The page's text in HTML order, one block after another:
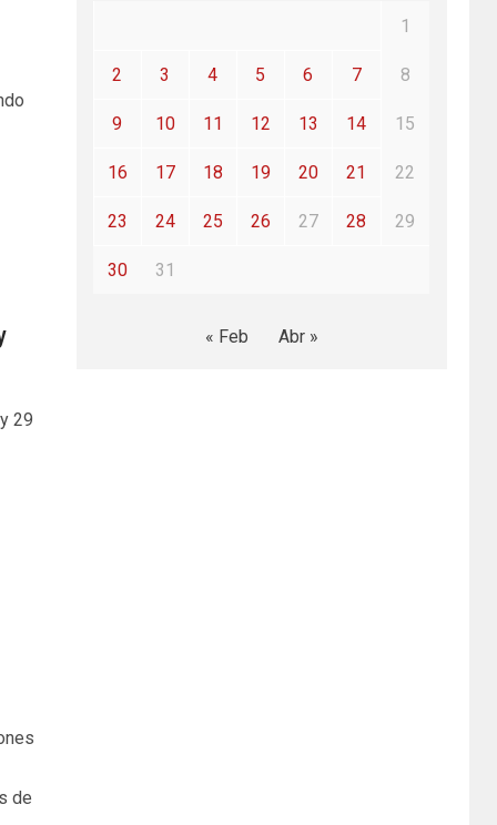
29
de
1
2 3 4 5 6 7 8
9 10 11 12 13 14 15
16 17 18 19 20 21 22
23 24 25 26 27 28 29
30 31
« Feb Abr »